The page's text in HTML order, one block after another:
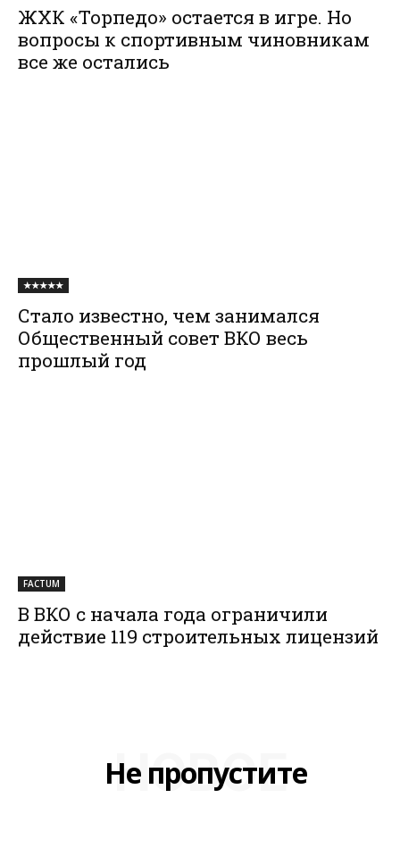
ЖХК «Торпедо» остается в игре. Но
вопросы к спортивным чиновникам
все же остались
★★★★★
Стало известно, чем занимался
Общественный совет ВКО весь
прошлый год
FACTUM
В ВКО с начала года ограничили
действие 119 строительных лицензий
Не пропустите
НОВОЕ